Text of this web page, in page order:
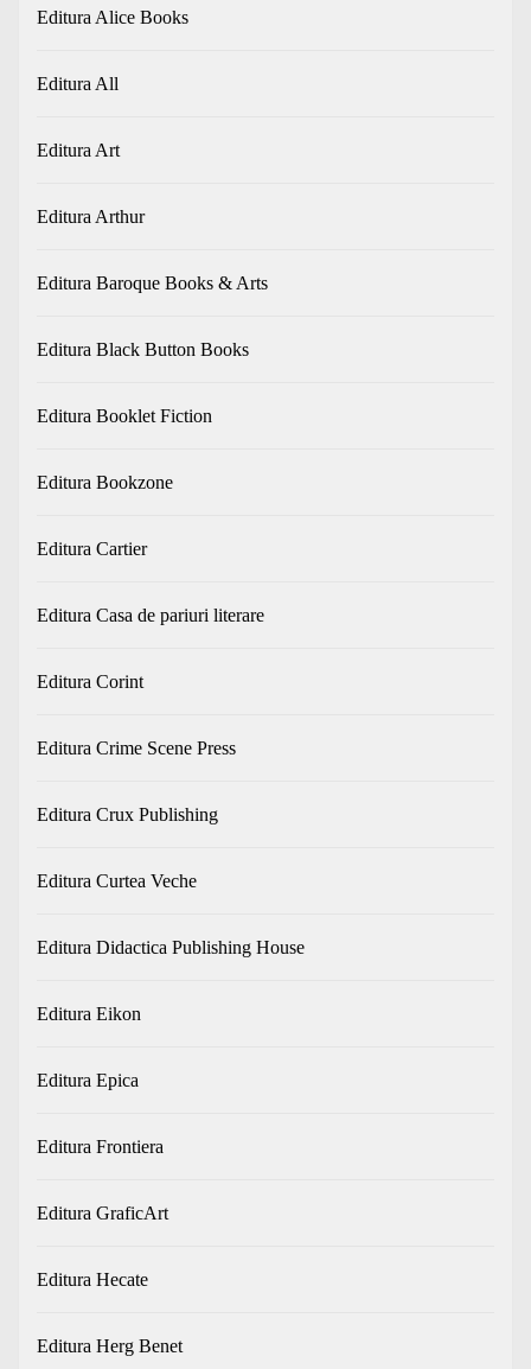
Editura Alice Books
Editura All
Editura Art
Editura Arthur
Editura Baroque Books & Arts
Editura Black Button Books
Editura Booklet Fiction
Editura Bookzone
Editura Cartier
Editura Casa de pariuri literare
Editura Corint
Editura Crime Scene Press
Editura Crux Publishing
Editura Curtea Veche
Editura Didactica Publishing House
Editura Eikon
Editura Epica
Editura Frontiera
Editura GraficArt
Editura Hecate
Editura Herg Benet